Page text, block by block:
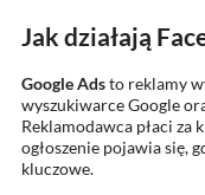
Jak działają
Google Adsto reklamy
wyszukiwarce Google
Reklamodawca płaci za
ogłoszenie pojawia się,
kluczowe.